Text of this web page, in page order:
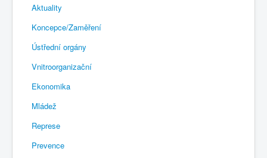
Plán činnosti 2026
Kalendář akcí
Výhody pro členy
Portál REDENOX
Aktuality
Koncepce/Zaměření
Ústřední orgány
Vnitroorganizační
Ekonomika
Mládež
Represe
Prevence